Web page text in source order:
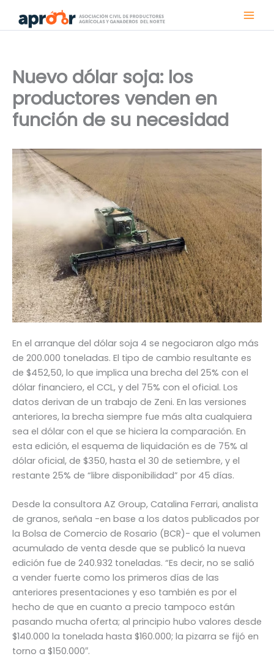
Nuevo dólar soja: los
productores venden en
función de su necesidad
En el arranque del dólar soja 4 se negociaron algo más
de 200.000 toneladas. El tipo de cambio resultante es
de $452,50, lo que implica una brecha del 25% con el
dólar financiero, el CCL, y del 75% con el oficial. Los
datos derivan de un trabajo de Zeni. En las versiones
anteriores, la brecha siempre fue más alta cualquiera
sea el dólar con el que se hiciera la comparación. En
esta edición, el esquema de liquidación es de 75% al
dólar oficial, de $350, hasta el 30 de setiembre, y el
restante 25% de “libre disponibilidad” por 45 días.
Desde la consultora AZ Group, Catalina Ferrari, analista
de granos, señala -en base a los datos publicados por
la Bolsa de Comercio de Rosario (BCR)- que el volumen
acumulado de venta desde que se publicó la nueva
edición fue de 240.932 toneladas. “Es decir, no se salió
a vender fuerte como los primeros días de las
anteriores presentaciones y eso también es por el
hecho de que en cuanto a precio tampoco están
pasando mucha oferta; al principio hubo valores desde
$140.000 la tonelada hasta $160.000; la pizarra se fijó en
torno a $150.000″.